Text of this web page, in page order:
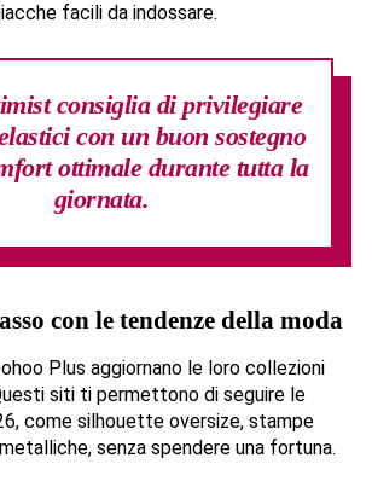
facili da indossare.
consiglia di privilegiare
con un buon sostegno
ottimale durante tutta la
giornata.
con le tendenze della moda
Plus aggiornano le loro collezioni
siti ti permettono di seguire le
come silhouette oversize, stampe
senza spendere una fortuna.